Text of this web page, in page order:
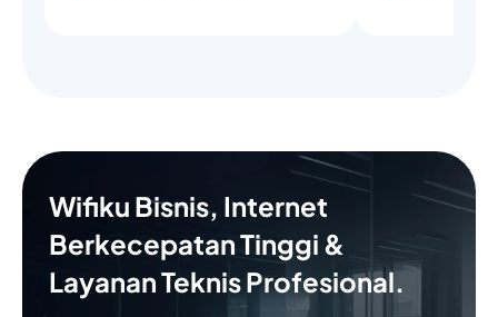
Wifiku Bisnis, Internet
Berkecepatan Tinggi &
Layanan Teknis Profesional.